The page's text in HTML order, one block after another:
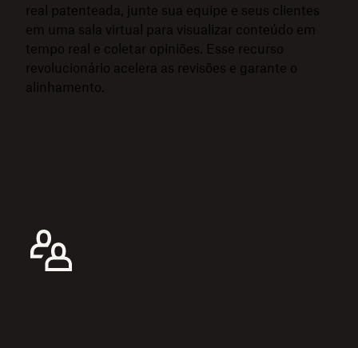
real patenteada, junte sua equipe e seus clientes
em uma sala virtual para visualizar conteúdo em
tempo real e coletar opiniões. Esse recurso
revolucionário acelera as revisões e garante o
alinhamento.